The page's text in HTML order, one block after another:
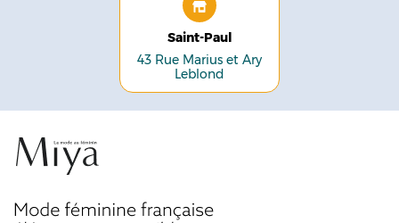
Saint-Paul
43 Rue Marius et Ary
Leblond